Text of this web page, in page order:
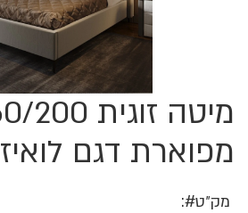
מפוארת דגם לואיז
מק״ט
לדלג
להתחלה
גלריית